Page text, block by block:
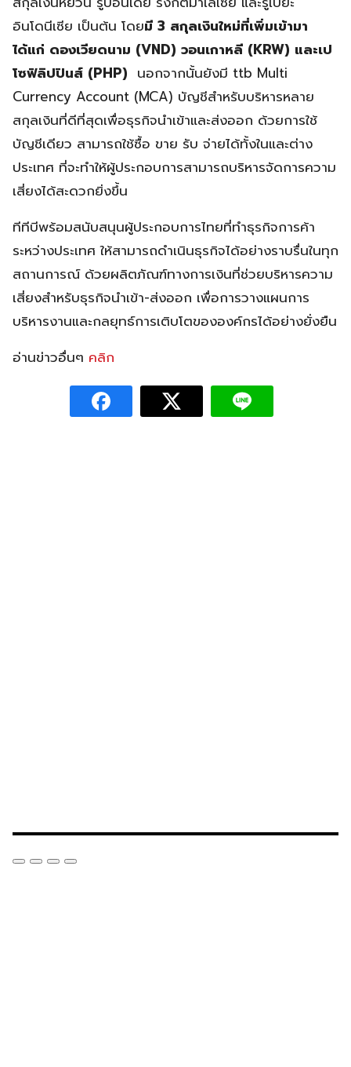
อินโดนีเซีย เป็นต้น โดยมี 3 สกุลเงินใหม่ที่เพิ่มเข้ามา
ได้แก่ ดองเวียดนาม (VND) วอนเกาหลี (KRW) และเป
โซฟิลิปปินส์ (PHP) นอกจากนั้นยังมี ttb Multi
Currency Account (MCA) บัญชีสำหรับบริหารหลาย
สกุลเงินที่ดีที่สุดเพื่อธุรกิจนำเข้าและส่งออก ด้วยการใช้
บัญชีเดียว สามารถใช้ซื้อ ขาย รับ จ่ายได้ทั้งในและต่าง
ประเทศ ที่จะทำให้ผู้ประกอบการสามารถบริหารจัดการความ
เสี่ยงได้สะดวกยิ่งขึ้น
ทีทีบีพร้อมสนับสนุนผู้ประกอบการไทยที่ทำธุรกิจการค้า
ระหว่างประเทศ ให้สามารถดำเนินธุรกิจได้อย่างราบรื่นในทุก
สถานการณ์ ด้วยผลิตภัณฑ์ทางการเงินที่ช่วยบริหารความ
เสี่ยงสำหรับธุรกิจนำเข้า-ส่งออก เพื่อการวางแผนการ
บริหารงานและกลยุทธ์การเติบโตขององค์กรได้อย่างยั่งยืน
อ่านข่าวอื่นๆ คลิก